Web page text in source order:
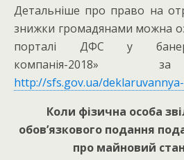
Детальніше про право на
знижки громадянами можна
порталі ДФС у банері
компанія-2018»
http://sfs.gov.ua/
Коли фізична особа
обов’язкового подання
про майновий